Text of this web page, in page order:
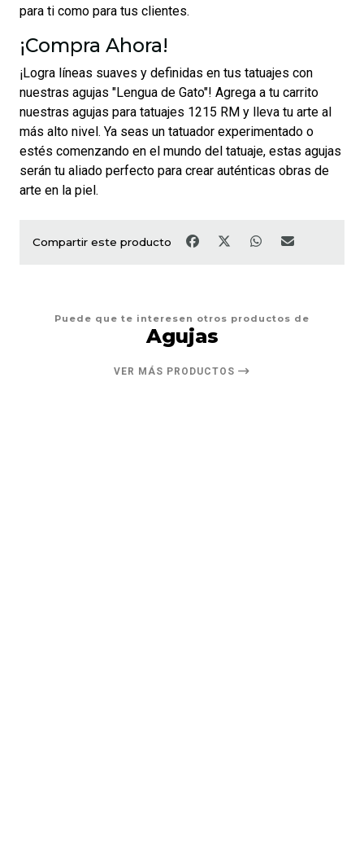
para ti como para tus clientes.
¡Compra Ahora!
¡Logra líneas suaves y definidas en tus tatuajes con
nuestras agujas "Lengua de Gato"! Agrega a tu carrito
nuestras agujas para tatuajes 1215 RM y lleva tu arte al
más alto nivel. Ya seas un tatuador experimentado o
estés comenzando en el mundo del tatuaje, estas agujas
serán tu aliado perfecto para crear auténticas obras de
arte en la piel.
Compartir este producto
Puede que te interesen otros productos de
Agujas
VER MÁS PRODUCTOS